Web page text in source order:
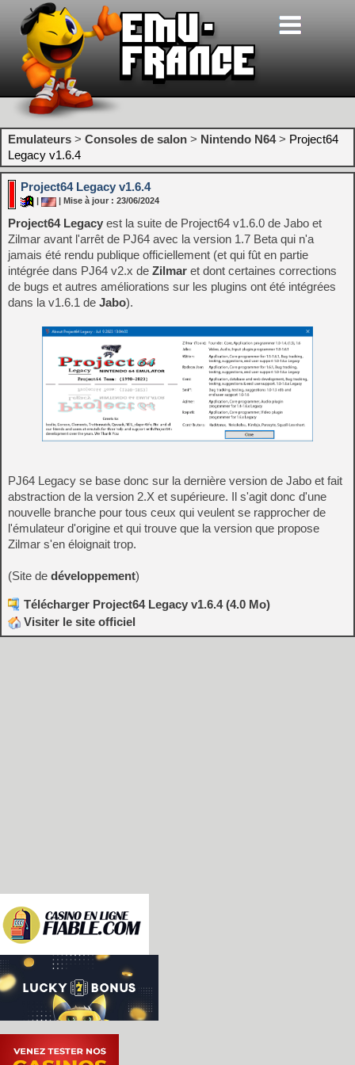
Emulateurs > Consoles de salon > Nintendo N64> Project64
Legacy v1.6.4
Project64 Legacy v1.6.4
| Mise à jour : 23/06/2024
Project64 Legacy est la suite de Project64 v1.6.0 de Jabo et
Zilmar avant l'arrêt de PJ64 avec la version 1.7 Beta qui n'a
jamais été rendu publique officiellement (et qui fût en partie
intégrée dans PJ64 v2.x de Zilmar et dont certaines corrections
de bugs et autres améliorations sur les plugins ont été intégrées
dans la v1.6.1 de Jabo).
PJ64 Legacy se base donc sur la dernière version de Jabo et fait
abstraction de la version 2.X et supérieure. Il s'agit donc d'une
nouvelle branche pour tous ceux qui veulent se rapprocher de
l'émulateur d'origine et qui trouve que la version que propose
Zilmar s'en éloignait trop.
(Site de développement)
Télécharger Project64 Legacy v1.6.4 (4.0 Mo)
Visiter le site officiel